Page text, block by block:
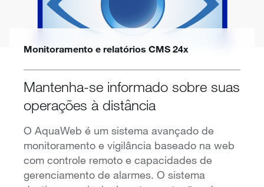
Monitoramento e relatórios CMS 24x
Mantenha-se informado sobre suas
operações à distância
O AquaWeb é um sistema avançado de
monitoramento e vigilância baseado na web
com controle remoto e capacidades de
gerenciamento de alarmes. O sistema